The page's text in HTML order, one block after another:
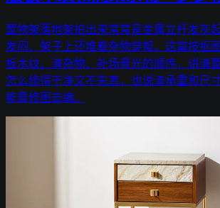
置物架落地架拍出来常常是金属立杆发灰
发闷、架子上还堆着杂物穿帮。这篇按抠
板木纹、清杂物、补场景光的顺序，讲清
怎么修得干净又不失真，也说清承重和尺
能靠修图去编。